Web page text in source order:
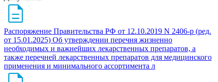
Распоряжение Правительства РФ от 12.10.2019 N 2406-р (ред.
от 15.01.2025) Об утверждении перечня жизненно
необходимых и важнейших лекарственных препаратов, а
также перечней лекарственных препаратов для медицинского
применения и минимального ассортимента л